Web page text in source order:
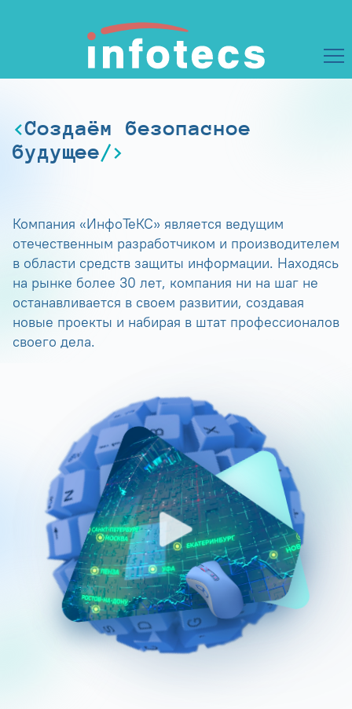
Создаём безопасное
будущее
Компания «ИнфоТеКС» является ведущим
отечественным разработчиком и производителем
в области средств защиты информации. Находясь
на рынке более 30 лет, компания ни на шаг не
останавливается в своем развитии, создавая
новые проекты и набирая в штат профессионалов
своего дела.